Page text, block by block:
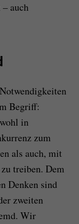
auch
Begriff:
in
zum
als auch, mit
treiben. Dem
Denken sind
zweiten
Wir